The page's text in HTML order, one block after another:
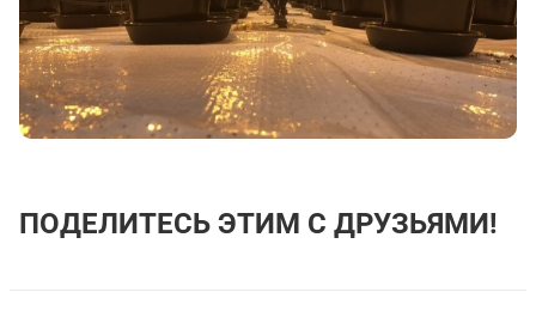
ПОДЕЛИТЕСЬ ЭТИМ С ДРУЗЬЯМИ!